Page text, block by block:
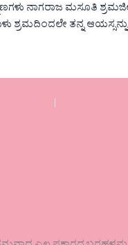
ನಾಗರಾಜ ಮಸೂತಿ
ಶ್ರಮದಿಂದಲೇ ತನ್ನ